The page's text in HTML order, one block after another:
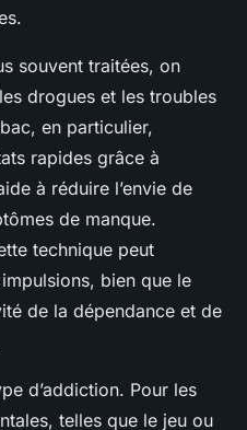
souvent traitées, on
drogues et les troubles
en particulier,
rapides grâce à
à réduire l’envie de
de manque.
technique peut
bien que le
de la dépendance et de
d’addiction. Pour les
telles que le jeu ou